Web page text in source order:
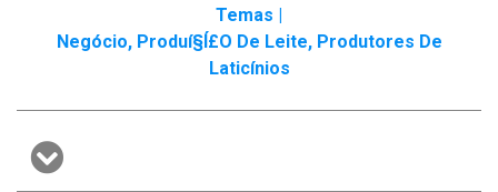
Temas |
Negócio, Produí§í£o De Leite, Produtores De
Laticínios